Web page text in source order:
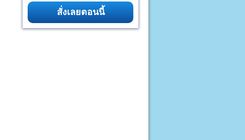
สั่งเลยตอนนี้